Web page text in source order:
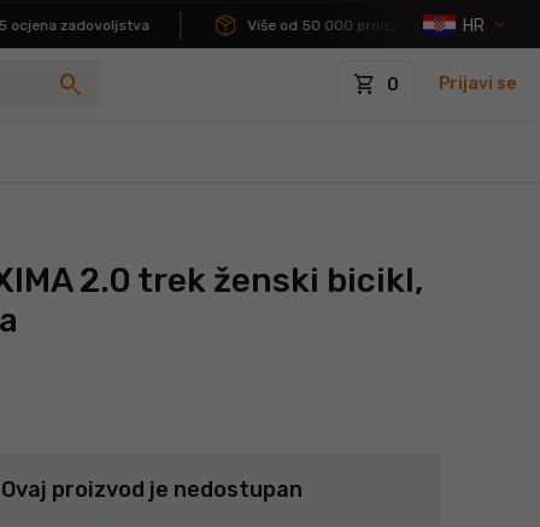
zadovoljstva Više od 50 000 proizvoda na skladištu
HR
search shopping_cart 0 Prijavi se
2.0 trek ženski bicikl,
Ovaj proizvod je nedostupan